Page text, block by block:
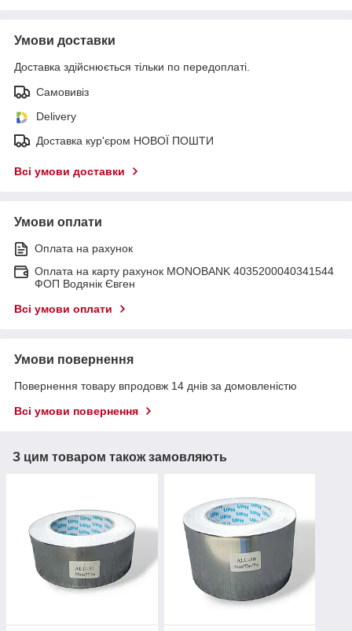
Умови доставки
Доставка здійснюється тільки по передоплаті.
Самовивіз
Delivery
Доставка кур'єром НОВОЇ ПОШТИ
Всі умови доставки
Умови оплати
Оплата на рахунок
Оплата на карту рахунок MONOBANK 4035200040341544
ФОП Водянік Євген
Всі умови оплати
Умови повернення
Повернення товару впродовж 14 днів за домовленістю
Всі умови повернення
З цим товаром також замовляють